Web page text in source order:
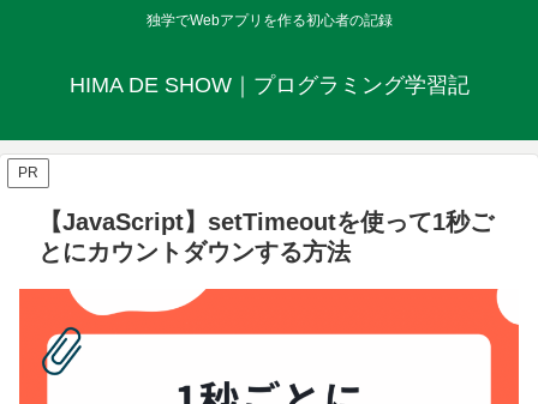
独学でWebアプリを作る初心者の記録
HIMA DE SHOW｜プログラミング学習記
PR
【JavaScript】setTimeoutを使って1秒ご
とにカウントダウンする方法